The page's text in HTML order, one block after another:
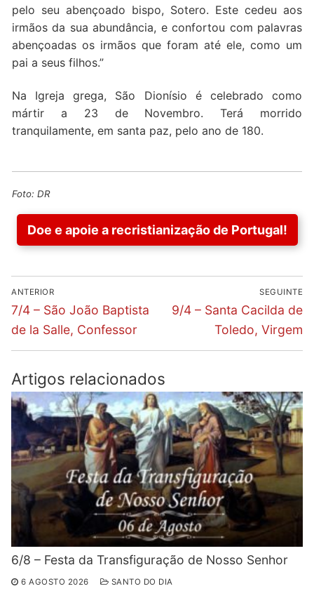
pelo seu abençoado bispo, Sotero. Este cedeu aos
irmãos da sua abundância, e confortou com palavras
abençoadas os irmãos que foram até ele, como um
pai a seus filhos.”
Na Igreja grega, São Dionísio é celebrado como
mártir a 23 de Novembro. Terá morrido
tranquilamente, em santa paz, pelo ano de 180.
Foto: DR
Doe e apoie a recristianização de Portugal!
Navegação
de
artigos
ANTERIOR
Previous
post:
7/4 – São João Baptista
de la Salle, Confessor
SEGUINTE
Next
9/4 – Santa Cacilda de
Toledo, Virgem
Artigos relacionados
6/8 – Festa da Transfiguração de Nosso Senhor
6 AGOSTO 2026 SANTO DO DIA